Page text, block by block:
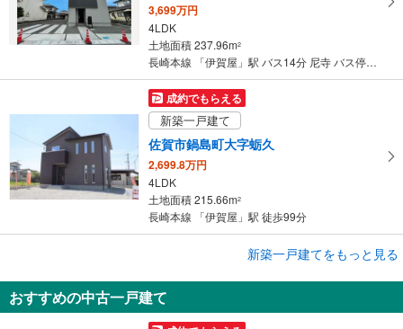
3,699万円
4LDK
土地面積 237.96m2
長崎本線 「伊賀屋」駅 バス14分 尼寺 バス停下車 徒歩25分
成約でもらえる
新築一戸建て
佐賀市鍋島町大字蛎久
2,699.8万円
4LDK
土地面積 215.66m2
長崎本線 「伊賀屋」駅 徒歩99分
佐賀市大和町大字久池井
2,288万円
新築一戸建てをもっと見る
おすすめの中古一戸建て